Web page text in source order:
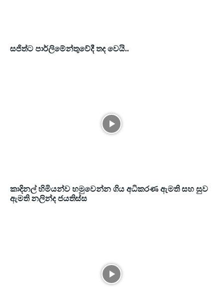
සජිත්ට පාර්ලිමේන්තුවේදී තද වෙයි..
කාදිනල් හිමියන්ව හමුවෙන්න ගිය අධිකරණ ඇමති සහ සුව
ඇමති නලින්ද ජයතිස්ස